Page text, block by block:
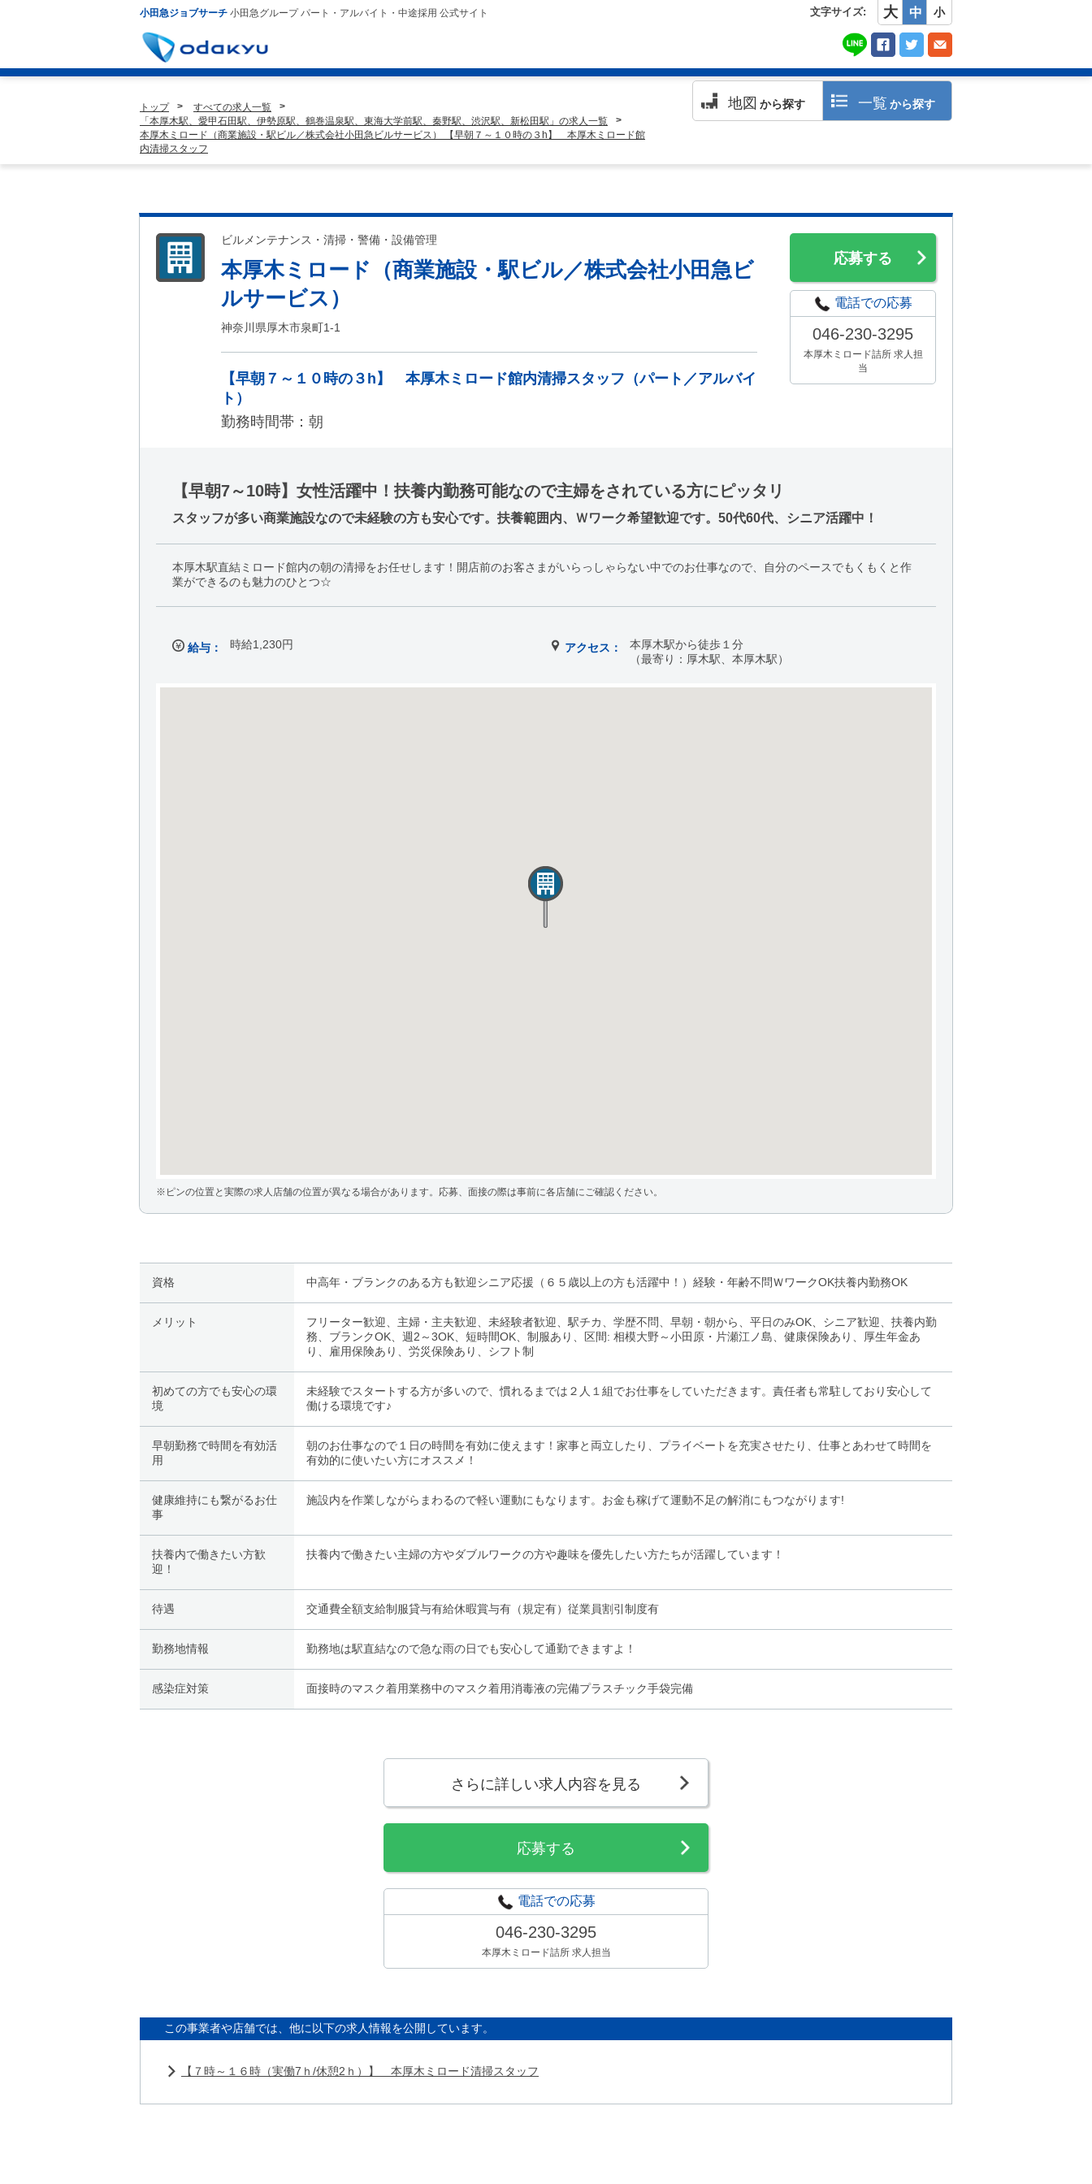
小田急ジョブサーチ 小田急グループ パート・アルバイト・中途採用 公式サイト 文字サイズ: 大 中 小
地図 から探す 一覧 から探す
トップ
すべての求人一覧
「本厚木駅、愛甲石田駅、伊勢原駅、鶴巻温泉駅、東海大学前駅、秦野駅、渋沢駅、新松田駅」の求人一覧
本厚木ミロード（商業施設・駅ビル／株式会社小田急ビルサービス） 【早朝７～１０時の３h】 本厚木ミロード館
内清掃スタッフ
ビルメンテナンス・清掃・警備・設備管理
本厚木ミロード（商業施設・駅ビル／株式会社小田急ビ
ルサービス）
神奈川県厚木市泉町1-1
【早朝７～１０時の３h】 本厚木ミロード館内清掃スタッフ（パート／アルバイ
ト）
勤務時間帯：朝
応募する
電話での応募
046-230-3295
本厚木ミロード詰所 求人担
当
【早朝7～10時】女性活躍中！扶養内勤務可能なので主婦をされている方にピッタリ
スタッフが多い商業施設なので未経験の方も安心です。扶養範囲内、Ｗワーク希望歓迎です。50代60代、シニア活躍中！
本厚木駅直結ミロード館内の朝の清掃をお任せします！開店前のお客さまがいらっしゃらない中でのお仕事なので、自分のペースでもくもくと作
業ができるのも魅力のひとつ☆
給与： 時給1,230円 アクセス：
本厚木駅から徒歩１分
（最寄り：厚木駅、本厚木駅）
※ピンの位置と実際の求人店舗の位置が異なる場合があります。応募、面接の際は事前に各店舗にご確認ください。
資格 中高年・ブランクのある方も歓迎シニア応援（６５歳以上の方も活躍中！）経験・年齢不問ＷワークOK扶養内勤務OK
メリット
フリーター歓迎、主婦・主夫歓迎、未経験者歓迎、駅チカ、学歴不問、早朝・朝から、平日のみOK、シニア歓迎、扶養内勤
務、ブランクOK、週2～3OK、短時間OK、制服あり、区間: 相模大野～小田原・片瀬江ノ島、健康保険あり、厚生年金あ
り、雇用保険あり、労災保険あり、シフト制
初めての方でも安心の環
境
未経験でスタートする方が多いので、慣れるまでは２人１組でお仕事をしていただきます。責任者も常駐しており安心して
働ける環境です♪
早朝勤務で時間を有効活
用
朝のお仕事なので１日の時間を有効に使えます！家事と両立したり、プライベートを充実させたり、仕事とあわせて時間を
有効的に使いたい方にオススメ！
健康維持にも繋がるお仕
事
施設内を作業しながらまわるので軽い運動にもなります。お金も稼げて運動不足の解消にもつながります!
扶養内で働きたい方歓
迎！
扶養内で働きたい主婦の方やダブルワークの方や趣味を優先したい方たちが活躍しています！
待遇 交通費全額支給制服貸与有給休暇賞与有（規定有）従業員割引制度有
勤務地情報 勤務地は駅直結なので急な雨の日でも安心して通勤できますよ！
感染症対策 面接時のマスク着用業務中のマスク着用消毒液の完備プラスチック手袋完備
さらに詳しい求人内容を見る
応募する
電話での応募
046-230-3295
本厚木ミロード詰所 求人担当
この事業者や店舗では、他に以下の求人情報を公開しています。
【７時～１６時（実働7ｈ/休憩2ｈ）】 本厚木ミロード清掃スタッフ